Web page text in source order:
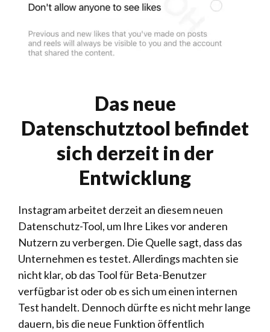
Das neue
Datenschutztool befindet
sich derzeit in der
Entwicklung
Instagram arbeitet derzeit an diesem neuen
Datenschutz-Tool, um Ihre Likes vor anderen
Nutzern zu verbergen. Die Quelle sagt, dass das
Unternehmen es testet. Allerdings machten sie
nicht klar, ob das Tool für Beta-Benutzer
verfügbar ist oder ob es sich um einen internen
Test handelt. Dennoch dürfte es nicht mehr lange
dauern, bis die neue Funktion öffentlich